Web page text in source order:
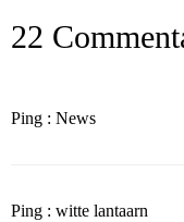
22
Ping : News
Ping : witte lantaarn